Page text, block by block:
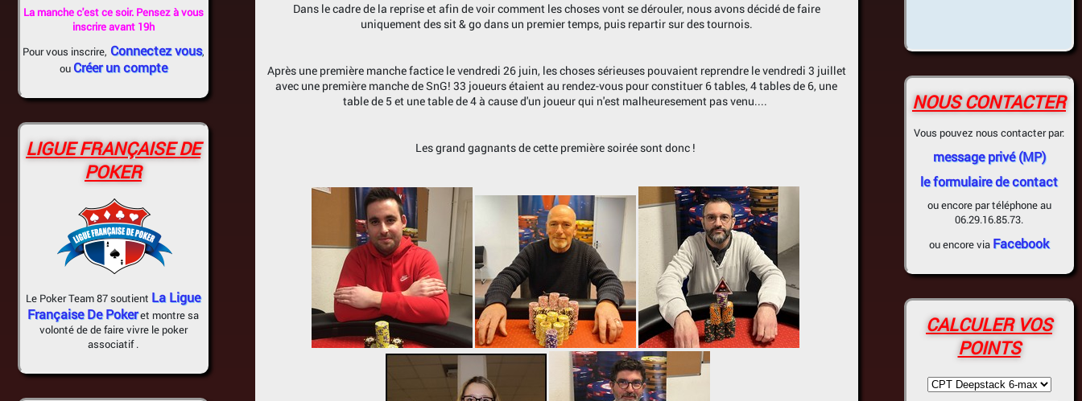
La manche c'est ce soir. Pensez à vous
inscrire avant 19h
Pour vous inscrire, Connectez vous,
ou Créer un compte
LIGUE FRANÇAISE DE
POKER
Le Poker Team 87 soutient La Ligue
Française De Pokeret montre sa
volonté de de faire vivre le poker
associatif .
Dans le cadre de la reprise et afin de voir comment les choses vont se dérouler, nous avons décidé de faire
uniquement des sit & go dans un premier temps, puis repartir sur des tournois.
Après une première manche factice le vendredi 26 juin, les choses sérieuses pouvaient reprendre le vendredi 3 juillet
avec une première manche de SnG! 33 joueurs étaient au rendez-vous pour constituer 6 tables, 4 tables de 6, une
table de 5 et une table de 4 à cause d'un joueur qui n'est malheuresement pas venu....
Les grand gagnants de cette première soirée sont donc !
NOUS CONTACTER
Vous pouvez nous contacter par:
message privé (MP)
le formulaire de contact
ou encore par téléphone au
06.29.16.85.73.
ou encore via Facebook
CALCULER VOS
POINTS